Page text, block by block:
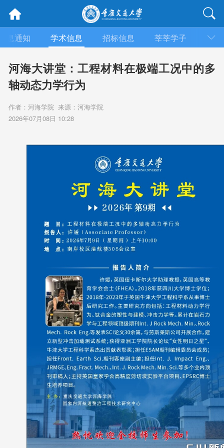
息通知 学术信息 招标信息 莘莘学子 媒
河海大讲堂：工程材料在极端工况中的多
轴动态力学行为
作者：河海学院 来源：河海学院
2026年07月08日 10:28